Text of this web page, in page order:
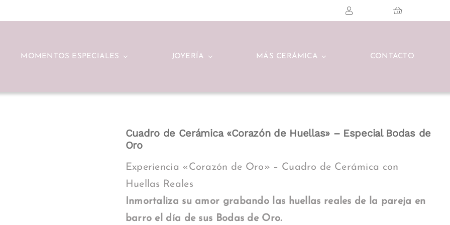
MOMENTOS ESPECIALES JOYERÍA MÁS CERÁMICA CONTACTO
Cuadro de Cerámica «Corazón de Huellas» – Especial Bodas de
Oro
Experiencia «Corazón de Oro» – Cuadro de Cerámica con
Huellas Reales
Inmortaliza su amor grabando las huellas reales de la pareja en
barro el día de sus Bodas de Oro.